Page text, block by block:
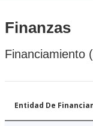
Finanzas
Financiamiento
Entidad De